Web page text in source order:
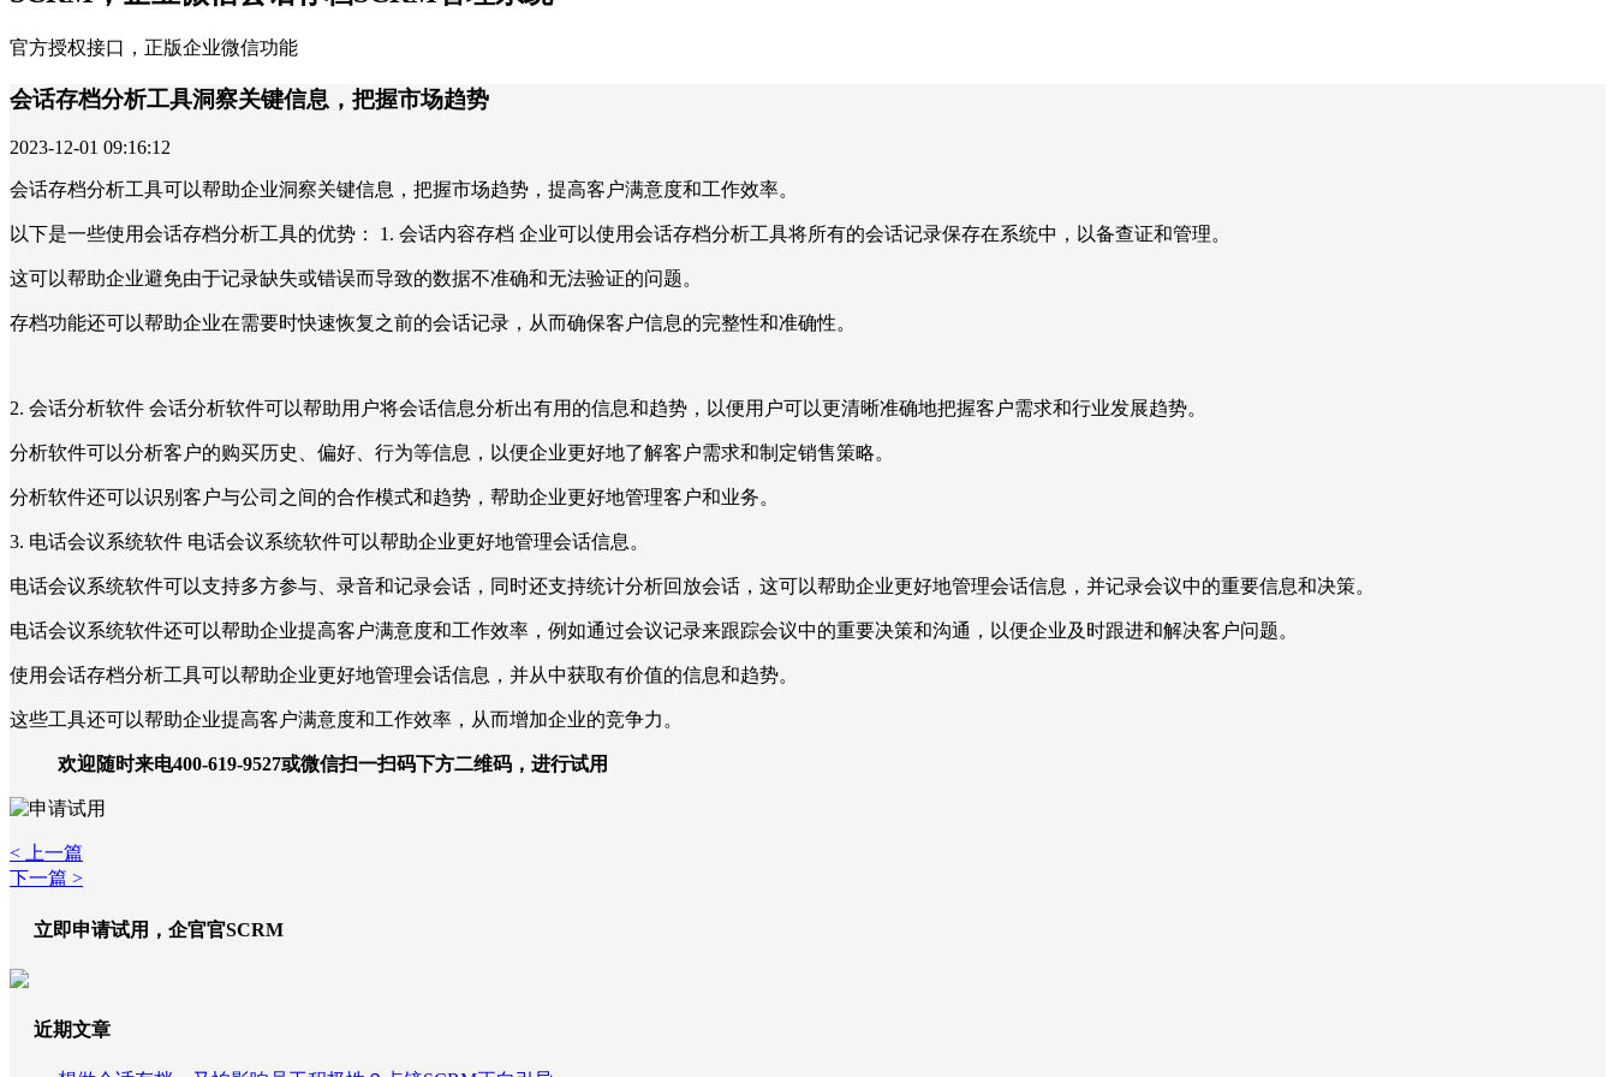
官方授权接口，正版企业微信功能
会话存档分析工具洞察关键信息，把握市场趋势
2023-12-01 09:16:12
会话存档分析工具可以帮助企业洞察关键信息，把握市场趋势，提高客户满意度和工作效率。
以下是一些使用会话存档分析工具的优势： 1. 会话内容存档 企业可以使用会话存档分析工具将所有的会话记录保存在系统中，以备查证和管理。
这可以帮助企业避免由于记录缺失或错误而导致的数据不准确和无法验证的问题。
存档功能还可以帮助企业在需要时快速恢复之前的会话记录，从而确保客户信息的完整性和准确性。
2. 会话分析软件 会话分析软件可以帮助用户将会话信息分析出有用的信息和趋势，以便用户可以更清晰准确地把握客户需求和行业发展趋势。
分析软件可以分析客户的购买历史、偏好、行为等信息，以便企业更好地了解客户需求和制定销售策略。
分析软件还可以识别客户与公司之间的合作模式和趋势，帮助企业更好地管理客户和业务。
3. 电话会议系统软件 电话会议系统软件可以帮助企业更好地管理会话信息。
电话会议系统软件可以支持多方参与、录音和记录会话，同时还支持统计分析回放会话，这可以帮助企业更好地管理会话信息，并记录会议中的重要信息和决策。
电话会议系统软件还可以帮助企业提高客户满意度和工作效率，例如通过会议记录来跟踪会议中的重要决策和沟通，以便企业及时跟进和解决客户问题。
使用会话存档分析工具可以帮助企业更好地管理会话信息，并从中获取有价值的信息和趋势。
这些工具还可以帮助企业提高客户满意度和工作效率，从而增加企业的竞争力。
欢迎随时来电400-619-9527或微信扫一扫码下方二维码，进行试用
< 上一篇
下一篇 >
立即申请试用，企官官SCRM
近期文章